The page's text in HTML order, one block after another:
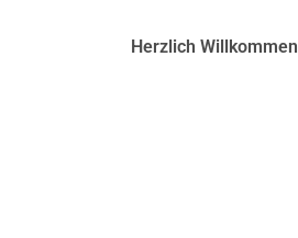
Herzlich Willkommen